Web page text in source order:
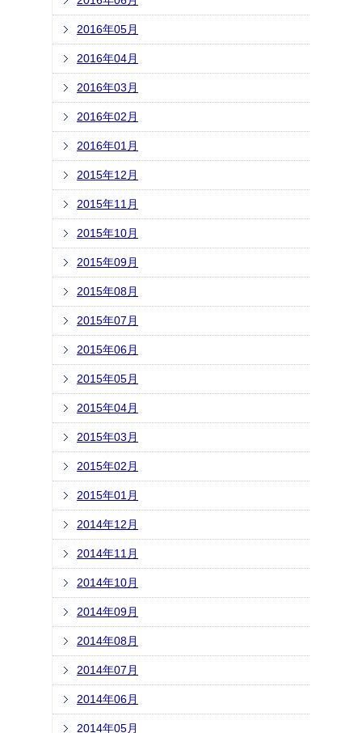
2016年05月
2016年04月
2016年03月
2016年02月
2016年01月
2015年12月
2015年11月
2015年10月
2015年09月
2015年08月
2015年07月
2015年06月
2015年05月
2015年04月
2015年03月
2015年02月
2015年01月
2014年12月
2014年11月
2014年10月
2014年09月
2014年08月
2014年07月
2014年06月
2014年05月